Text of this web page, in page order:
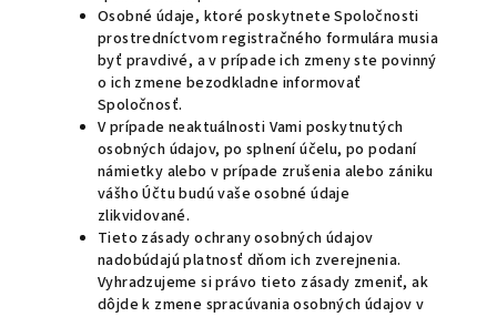
Osobné údaje, ktoré poskytnete Spoločnosti
prostredníctvom registračného formulára musia
byť pravdivé, a v prípade ich zmeny ste povinný
o ich zmene bezodkladne informovať
Spoločnosť.
V prípade neaktuálnosti Vami poskytnutých
osobných údajov, po splnení účelu, po podaní
námietky alebo v prípade zrušenia alebo zániku
vášho Účtu budú vaše osobné údaje
zlikvidované.
Tieto zásady ochrany osobných údajov
nadobúdajú platnosť dňom ich zverejnenia.
Vyhradzujeme si právo tieto zásady zmeniť, ak
dôjde k zmene spracúvania osobných údajov v